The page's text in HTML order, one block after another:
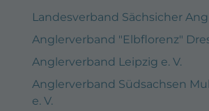
Landesverband Sächsicher
Anglerverband "Elbflorenz"
Anglerverband Leipzig e. V.
Anglerverband Südsachsen
e. V.